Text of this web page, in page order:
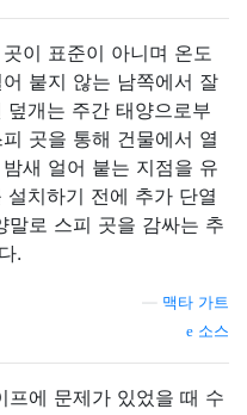
이 표준이 아니며 온도
붙지 않는 남쪽에서 잘
덮개는 주간 태양으로부
곳을 통해 건물에서 열
새 얼어 붙는 지점을 유
설치하기 전에 추가 단열
말로 스피 곳을 감싸는 추
.
맥타 가트
소스
프에 문제가 있었을 때 수